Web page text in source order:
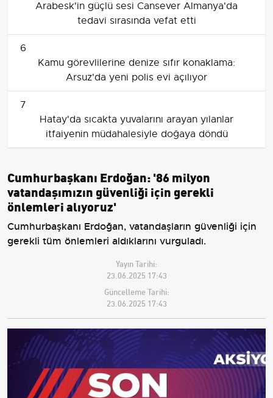
Arabesk'in güçlü sesi Cansever Almanya'da
tedavi sırasında vefat etti
6
Kamu görevlilerine denize sıfır konaklama:
Arsuz'da yeni polis evi açılıyor
7
Hatay'da sıcakta yuvalarını arayan yılanlar
itfaiyenin müdahalesiyle doğaya döndü
Cumhurbaşkanı Erdoğan: '86 milyon
vatandaşımızın güvenliği için gerekli
önlemleri alıyoruz'
Cumhurbaşkanı Erdoğan, vatandaşların güvenliği için
gerekli tüm önlemleri aldıklarını vurguladı.
Yayın Tarihi:
23.06.2025 17:43
Güncelleme Tarihi:
23.06.2025 17:43